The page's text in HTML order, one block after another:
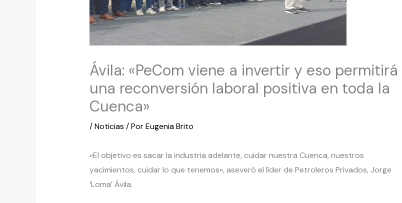
Ávila: «PeCom viene a invertir y eso permitirá
una reconversión laboral positiva en toda la
Cuenca»
/Noticias / PorEugenia Brito
«El objetivo es sacar la industria adelante, cuidar nuestra Cuenca, nuestros
yacimientos, cuidar lo que tenemos», aseveró el líder de Petroleros Privados, Jorge
‘Loma’ Ávila.